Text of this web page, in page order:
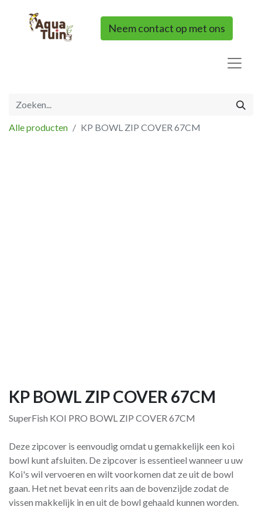
Neem contact op met ons
Alle producten KP BOWL ZIP COVER 67CM
KP BOWL ZIP COVER 67CM
SuperFish KOI PRO BOWL ZIP COVER 67CM
Deze zipcover is eenvoudig omdat u gemakkelijk een koi
bowl kunt afsluiten. De zipcover is essentieel wanneer u uw
Koi's wil vervoeren en wilt voorkomen dat ze uit de bowl
gaan. Het net bevat een rits aan de bovenzijde zodat de
vissen makkelijk in en uit de bowl gehaald kunnen worden.